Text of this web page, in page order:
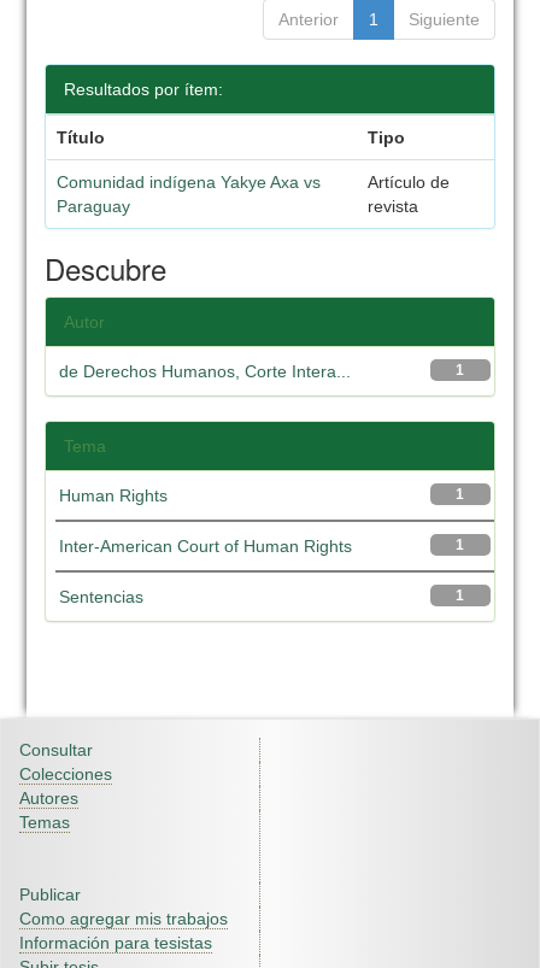
Anterior 1 Siguiente
Resultados por ítem:
Título Tipo
Comunidad indígena Yakye Axa vs
Paraguay
Artículo de
revista
Descubre
Autor
1
de Derechos Humanos, Corte Intera...
Tema
1
Human Rights
1
Inter-American Court of Human Rights
1
Sentencias
Consultar
Colecciones
Autores
Temas
Publicar
Como agregar mis trabajos
Información para tesistas